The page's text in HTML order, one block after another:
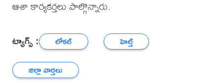
ఆశా కార్యకర్తలు పాల్గొన్నారు.
ట్యాగ్స్ : లోకల్
హెల్త్
జిల్లా వార్తలు